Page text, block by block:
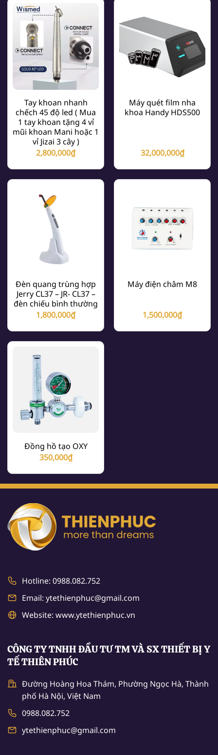
Tay khoan nhanh
chếch 45 độ led ( Mua
1 tay khoan tặng 4 vỉ
mũi khoan Mani hoặc 1
vỉ Jizai 3 cây )
2,800,000₫
Máy quét film nha
khoa Handy HDS500
32,000,000₫
Đèn quang trùng hợp
Jerry CL37 – JR- CL37 –
đèn chiếu bình thường
1,800,000₫
Máy điện châm M8
1,500,000₫
Đồng hồ tạo OXY
350,000₫
Hotline: 0988.082.752
Email: ytethienphuc@gmail.com
Website: www.ytethienphuc.vn
CÔNG TY TNHH ĐẦU TƯ TM VÀ SX THIẾT BỊ Y
TẾ THIÊN PHÚC
Đường Hoàng Hoa Thám, Phường Ngọc Hà, Thành
phố Hà Nội, Việt Nam
0988.082.752
ytethienphuc@gmail.com